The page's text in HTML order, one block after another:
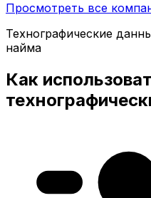
Просмотреть все
Технографические
найма
Как